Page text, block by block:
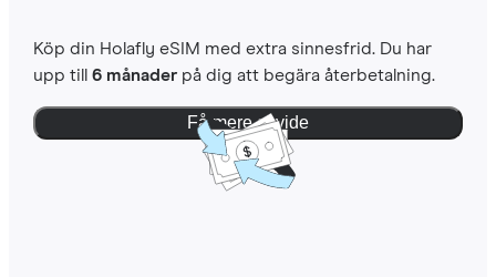
Köp din Holafly eSIM med extra sinnesfrid. Du har
upp till 6 månaderpå dig att begära återbetalning.
Få mere at vide